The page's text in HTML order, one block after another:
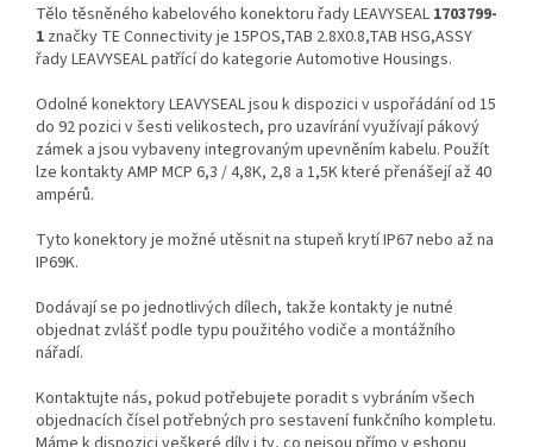
Tělo těsněného kabelového konektoru řady LEAVYSEAL 1703799-
1 značky TE Connectivity je 15POS,TAB 2.8X0.8,TAB HSG,ASSY
řady LEAVYSEAL patřící do kategorie Automotive Housings.
Odolné konektory LEAVYSEAL jsou k dispozici v uspořádání od 15
do 92 pozici v šesti velikostech, pro uzavírání využívají pákový
zámek a jsou vybaveny integrovaným upevněním kabelu. Použít
lze kontakty AMP MCP 6,3 / 4,8K, 2,8 a 1,5K které přenášejí až 40
ampérů.
Tyto konektory je možné utěsnit na stupeň krytí IP67 nebo až na
IP69K.
Dodávají se po jednotlivých dílech, takže kontakty je nutné
objednat zvlášť podle typu použitého vodiče a montážního
nářadí.
Kontaktujte nás, pokud potřebujete poradit s vybráním všech
objednacích čísel potřebných pro sestavení funkčního kompletu.